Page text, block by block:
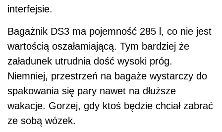
interfejsie.
Bagażnik DS3 ma pojemność 285 l, co nie jest
wartością oszałamiającą. Tym bardziej że
załadunek utrudnia dość wysoki próg.
Niemniej, przestrzeń na bagaże wystarczy do
spakowania się pary nawet na dłuższe
wakacje. Gorzej, gdy ktoś będzie chciał zabrać
ze sobą wózek.